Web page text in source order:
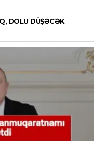
DOLU DÜŞƏCƏK